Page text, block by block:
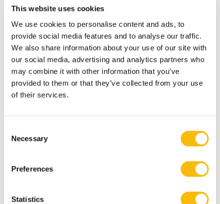
This website uses cookies
We use cookies to personalise content and ads, to
provide social media features and to analyse our traffic.
We also share information about your use of our site with
our social media, advertising and analytics partners who
may combine it with other information that you’ve
provided to them or that they’ve collected from your use
of their services.
Selection
Necessary
Preferences
Statistics
management.
Leidinggeven aan Supply Chain Innovaties.
Dit artikel is eerder verschenen bijEvofenedex.
Tags